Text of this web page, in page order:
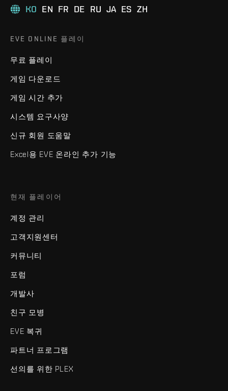
KO EN FR DE RU JA ES ZH
EVE ONLINE 플레이
무료 플레이
게임 다운로드
게임 시간 추가
시스템 요구사양
신규 회원 도움말
Excel용 EVE 온라인 추가 기능
현재 플레이어
계정 관리
고객지원센터
커뮤니티
포럼
개발사
친구 모병
EVE 복귀
파트너 프로그램
선의를 위한 PLEX